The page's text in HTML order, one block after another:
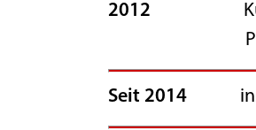
2012
Premiere
Seit 2014